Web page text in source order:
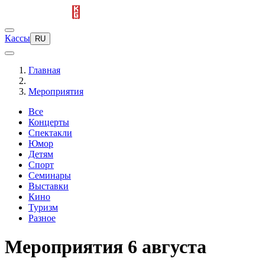
Кассы RU
Главная
Мероприятия
Все
Концерты
Спектакли
Юмор
Детям
Спорт
Семинары
Выставки
Кино
Туризм
Разное
Мероприятия 6 августа